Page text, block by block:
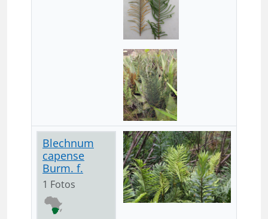
Blechnum
capense
Burm. f.
1 Fotos